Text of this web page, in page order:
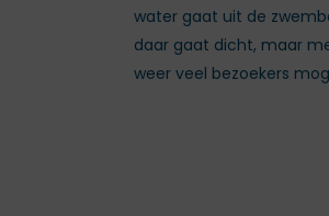
water gaat uit de
daar gaat dicht, maar
weer veel bezoekers